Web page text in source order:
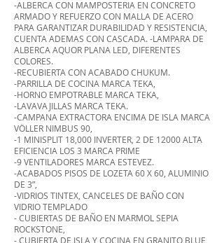
-ALBERCA CON MAMPOSTERIA EN CONCRETO
ARMADO Y REFUERZO CON MALLA DE ACERO
PARA GARANTIZAR DURABILIDAD Y RESISTENCIA,
CUENTA ADEMAS CON CASCADA. -LAMPARA DE
ALBERCA AQUOR PLANA LED, DIFERENTES
COLORES.
-RECUBIERTA CON ACABADO CHUKUM.
-PARRILLA DE COCINA MARCA TEKA,
-HORNO EMPOTRABLE MARCA TEKA,
-LAVAVAJILLAS MARCA TEKA.
-CAMPANA EXTRACTORA ENCIMA DE ISLA MARCA
VÖLLER NIMBUS 90,
-1 MINISPLIT 18,000 INVERTER, 2 DE 12000 ALTA
EFICIENCIA LOS 3 MARCA PRIME
-9 VENTILADORES MARCA ESTEVEZ.
-ACABADOS PISOS DE LOZETA 60 X 60, ALUMINIO
DE 3”,
-VIDRIOS TINTEX, CANCELES DE BAÑO CON
VIDRIO TEMPLADO
- CUBIERTAS DE BAÑO EN MARMOL SEPIA
ROCKSTONE,
- CUBIERTA DE ISLA Y COCINA EN GRANITO BLUE